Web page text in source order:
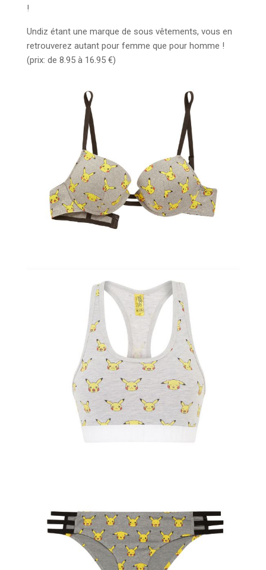
!
Undiz étant une marque de sous vêtements, vous en
retrouverez autant pour femme que pour homme !
(prix: de 8.95 à 16.95 €)